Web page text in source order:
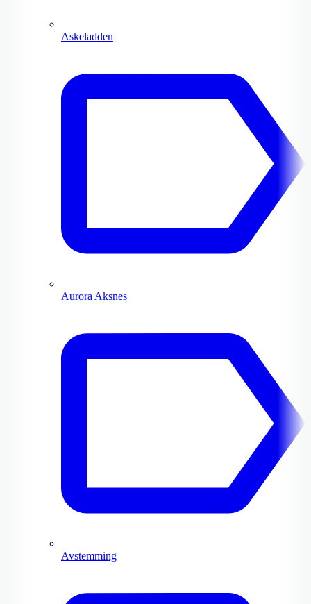
Askeladden
Aurora Aksnes
Avstemming